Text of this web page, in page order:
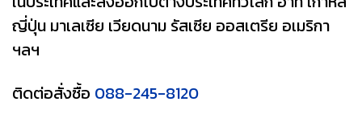
ญี่ปุ่น มาเลเซีย เวียดนาม รัสเซีย ออสเตรีย อเมริกา
ฯลฯ
ติดต่อสั่งซื้อ 088-245-8120